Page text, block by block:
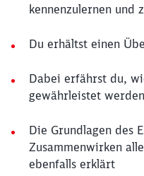
kennenzulernen und
Du erhältst einen
Dabei erfährst du,
gewährleistet
Die Grundlagen des
Zusammenwirken
ebenfalls erklärt